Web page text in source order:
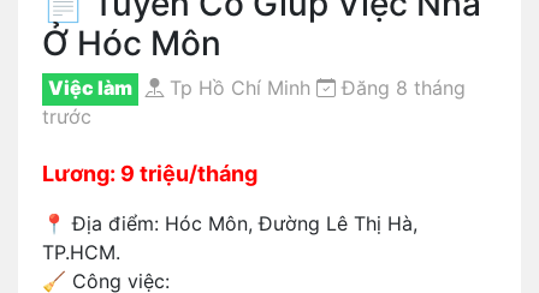
Ở Hóc Môn
Việc làm Tp Hồ Chí Minh
Đăng 8 tháng
trước
Lương: 9 triệu/tháng
📍 Địa điểm: Hóc Môn, Đường Lê Thị Hà,
TP.HCM.
🧹 Công việc: